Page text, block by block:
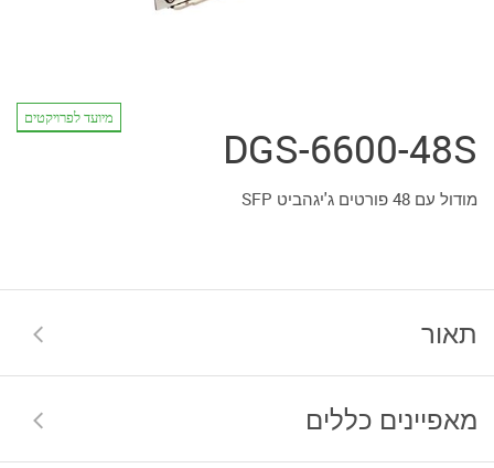
DGS-6600-48S
מיועד לפרויקטים
מודול עם 48 פורטים ג'יגהביט SFP
תאור
מאפיינים כללים